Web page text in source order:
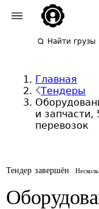
Найти грузы
Главная
Тендеры
и запчасти,
перевозок
Тендер завершён